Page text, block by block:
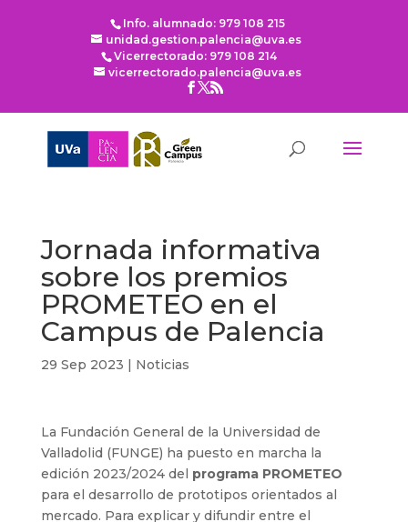
Info. alumnado: 979 108 215
unidad.gestion.palencia@uva.es
Vicerrectorado: 979 108 214
vicerrectorado.palencia@uva.es
Jornada informativa
sobre los premios
PROMETEO en el
Campus de Palencia
29 Sep 2023 | Noticias
La Fundación General de la Universidad de
Valladolid (FUNGE) ha puesto en marcha la
edición 2023/2024 del programa PROMETEO
para el desarrollo de prototipos orientados al
mercado. Para explicar y difundir entre el